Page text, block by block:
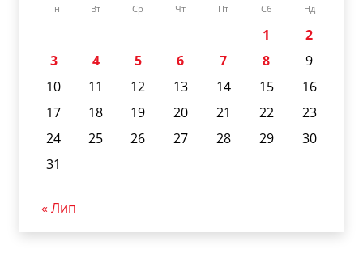
Пн Вт Ср Чт Пт Сб Нд
1
2
3
4 5 6 7 8
9
10
11 12 13 14 15
16
17
18 19 20 21 22
23
24
25 26 27 28 29
30
31
« Лип